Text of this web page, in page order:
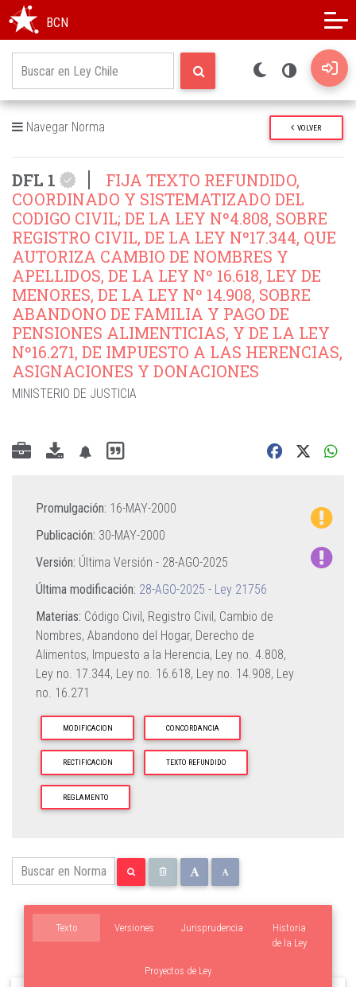
BCN
Navegar Norma VOLVER
DFL 1
FIJA TEXTO REFUNDIDO,
COORDINADO Y SISTEMATIZADO DEL
CODIGO CIVIL; DE LA LEY Nº4.808, SOBRE
REGISTRO CIVIL, DE LA LEY Nº17.344, QUE
AUTORIZA CAMBIO DE NOMBRES Y
APELLIDOS, DE LA LEY Nº 16.618, LEY DE
MENORES, DE LA LEY Nº 14.908, SOBRE
ABANDONO DE FAMILIA Y PAGO DE
PENSIONES ALIMENTICIAS, Y DE LA LEY
Nº16.271, DE IMPUESTO A LAS HERENCIAS,
ASIGNACIONES Y DONACIONES
MINISTERIO DE JUSTICIA
Promulgación: 16-MAY-2000
Publicación: 30-MAY-2000
Versión: Última Versión - 28-AGO-2025
Última modificación: 28-AGO-2025 - Ley 21756
Materias: Código Civil, Registro Civil, Cambio de
Nombres, Abandono del Hogar, Derecho de
Alimentos, Impuesto a la Herencia, Ley no. 4.808,
Ley no. 17.344, Ley no. 16.618, Ley no. 14.908, Ley
no. 16.271
MODIFICACION CONCORDANCIA
RECTIFICACION TEXTO REFUNDIDO
REGLAMENTO
Texto Versiones
Proyectos de Ley
Historia
de la Ley
Jurisprudencia